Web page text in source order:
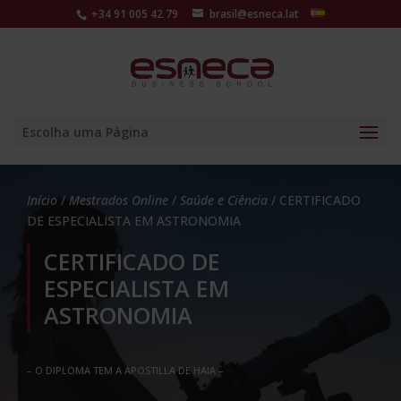
+34 91 005 42 79 brasil@esneca.lat
Escolha uma Página
Início / Mestrados Online / Saúde e Ciência / CERTIFICADO
DE ESPECIALISTA EM ASTRONOMIA
CERTIFICADO DE
ESPECIALISTA EM
ASTRONOMIA
– O DIPLOMA TEM A APOSTILLA DE HAIA –